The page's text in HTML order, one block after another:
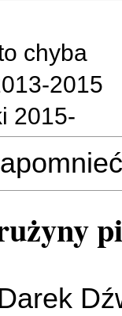
chyba
2015
2015-